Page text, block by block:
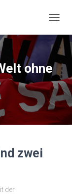
ohne
zwei
der